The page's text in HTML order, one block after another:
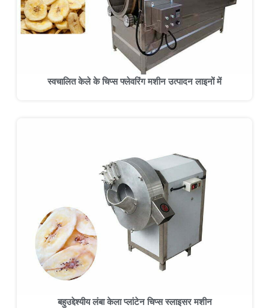
स्वचालित केले के चिप्स फ्लेवरिंग मशीन उत्पादन लाइनों में
बहुउद्देश्यीय लंबा केला प्लांटेन चिप्स स्लाइसर मशीन